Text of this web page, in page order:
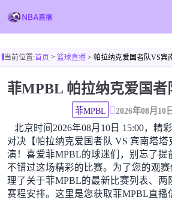
足球直播
NBA视频
NBA新闻
当前位置:首页> 篮球直播> 帕拉纳克爱国者队VS宾
菲MPBL 2026年08月10
北京时间2026年08月10日 15:00，精
对决【帕拉纳克爱国者队 VS 宾南塔塔
演！喜爱菲MPBL的球迷们，别忘了提
不错过这场精彩的比赛。为了您的观
理了关于菲MPBL的最新比赛列表、两
赛程安排。这里是您获取菲MPBL直播